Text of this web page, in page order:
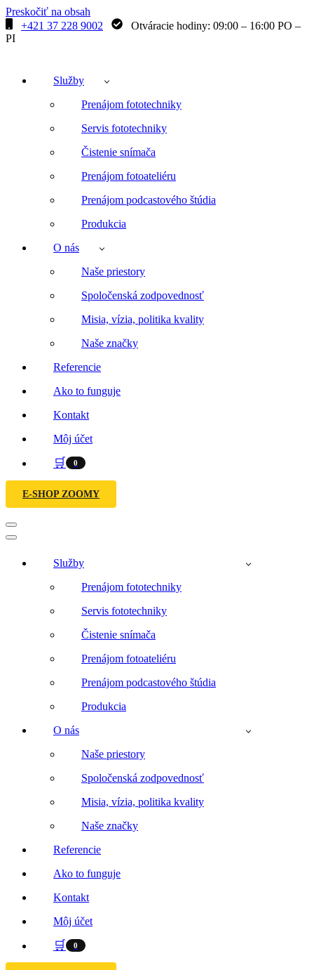
Preskočiť na obsah
+421 37 228 9002
Otváracie hodiny: 09:00 – 16:00 PO –
PI
Služby
Prenájom fototechniky
Servis fototechniky
Čistenie snímača
Prenájom fotoateliéru
Prenájom podcastového štúdia
Produkcia
O nás
Naše priestory
Spoločenská zodpovednosť
Misia, vízia, politika kvality
Naše značky
Referencie
Ako to funguje
Kontakt
Môj účet
🛒 0
E-SHOP ZOOMY
Menu
navigácie
Menu
Služby
Prenájom fototechniky
Servis fototechniky
Čistenie snímača
Prenájom fotoateliéru
Prenájom podcastového štúdia
Produkcia
O nás
Naše priestory
Spoločenská zodpovednosť
Misia, vízia, politika kvality
Naše značky
Referencie
Ako to funguje
Kontakt
Môj účet
🛒 0